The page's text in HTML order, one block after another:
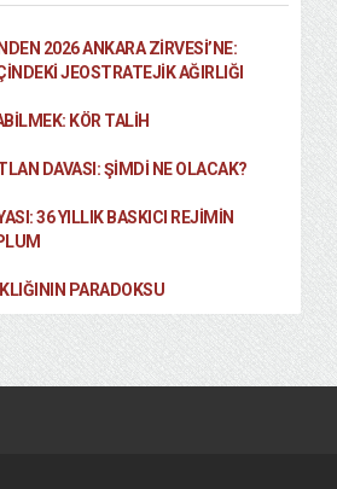
2026 ANKARA ZIRVESI’NE:
JEOSTRATEJIK AĞIRLIĞI
KÖR TALIH
DAVASI: ŞİMDİ NE OLACAK?
36 YILLIK BASKICI REJIMIN
PARADOKSU